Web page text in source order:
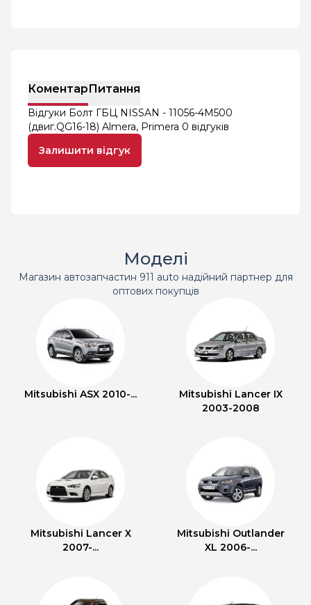
КоментарПитання
Відгуки Болт ГБЦ NISSAN - 11056-4M500
(двиг.QG16-18) Almera, Primera 0 відгуків
Залишити відгук
Моделі
Магазин автозапчастин 911 auto надійний партнер для
оптових покупців
Mitsubishi ASX 2010-...
Mitsubishi Lancer IX
2003-2008
Mitsubishi Lancer X
2007-...
Mitsubishi Outlander
XL 2006-...